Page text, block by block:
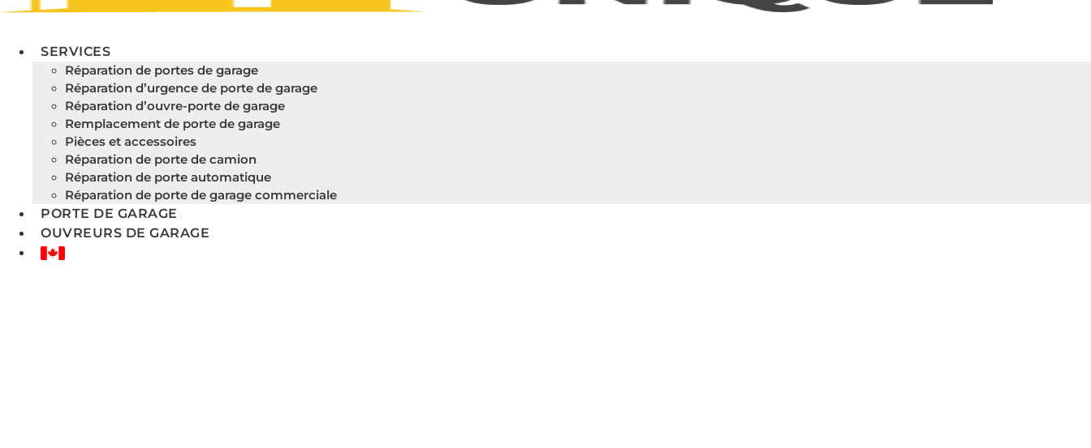
SERVICES
Réparation de portes de garage
Réparation d’urgence de porte de garage
Réparation d’ouvre-porte de garage
Remplacement de porte de garage
Pièces et accessoires
Réparation de porte de camion
Réparation de porte automatique
Réparation de porte de garage commerciale
PORTE DE GARAGE
OUVREURS DE GARAGE